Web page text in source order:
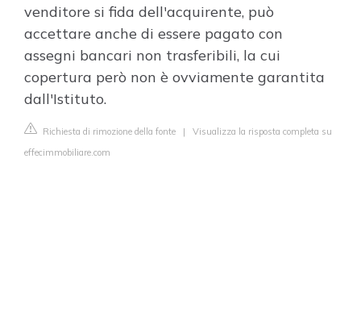
venditore si fida dell'acquirente, può
accettare anche di essere pagato con
assegni bancari non trasferibili, la cui
copertura però non è ovviamente garantita
dall'Istituto.
Richiesta di rimozione della fonte | Visualizza la risposta completa su
effecimmobiliare.com